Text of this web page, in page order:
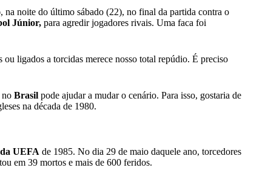
na noite do último sábado (22), no final da partida contra o
Júnior, para agredir jogadores rivais. Uma faca foi
ligados a torcidas merece nosso total repúdio. É preciso
no Brasil pode ajudar a mudar o cenário. Para isso, gostaria de
na década de 1980.
UEFA de 1985. No dia 29 de maio daquele ano, torcedores
em 39 mortos e mais de 600 feridos.